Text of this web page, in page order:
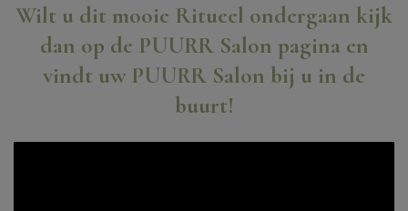
Wilt u dit mooie Ritueel ondergaan kijk
dan op de PUURR Salon pagina en
vindt uw PUURR Salon bij u in de
buurt!